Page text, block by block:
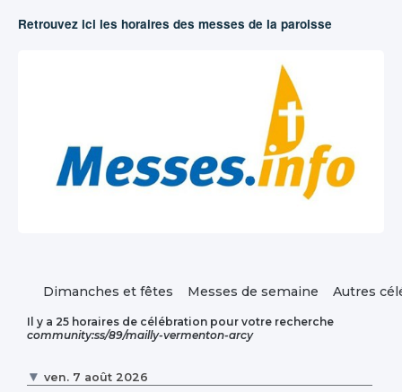
Retrouvez ici les horaires des messes de la paroisse
Dimanches et fêtes Messes de semaine Autres
Il y a 25 horaires de célébration pour votre recherche
community:ss/89/mailly-vermenton-arcy
ven. 7 août 2026